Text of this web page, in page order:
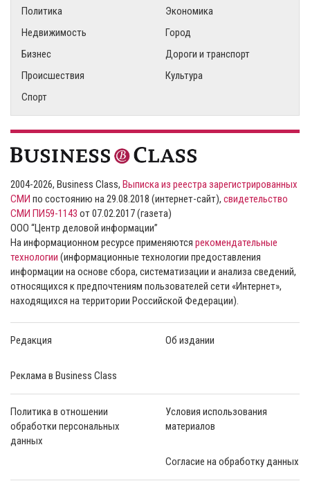
Политика
Экономика
Недвижимость
Город
Бизнес
Дороги и транспорт
Происшествия
Культура
Спорт
2004-2026, Business Class, Выписка из реестра зарегистрированных
СМИ по состоянию на 29.08.2018 (интернет-сайт), свидетельство
СМИ ПИ59-1143 от 07.02.2017 (газета)
ООО “Центр деловой информации”
На информационном ресурсе применяются рекомендательные
технологии (информационные технологии предоставления
информации на основе сбора, систематизации и анализа сведений,
относящихся к предпочтениям пользователей сети «Интернет»,
находящихся на территории Российской Федерации).
Редакция Об издании
Реклама в Business Class
Политика в отношении
обработки персональных
данных
Условия использования
материалов
Согласие на обработку данных